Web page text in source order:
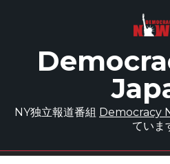
NY独立報道番組 Democracy
ていま